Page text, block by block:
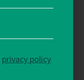
privacy policy